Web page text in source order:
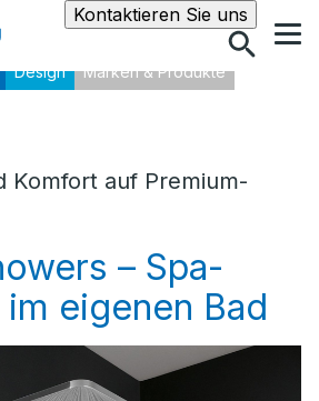
Kontaktieren Sie unsSuche
Design Marken & Produkte
auf Premium-
– Spa-
eigenen Bad